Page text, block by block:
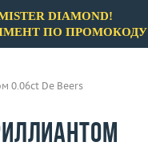
DIAMOND!
ПО ПРОМОКОДУ
0.06ct De Beers